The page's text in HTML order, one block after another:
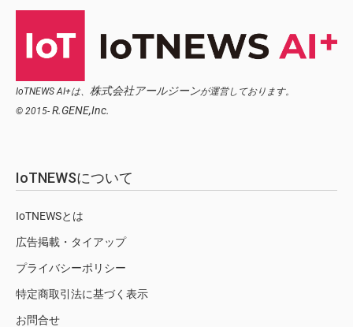
IoTNEWS AI+は、 株式会社アールジーンが運営しております。
© 2015- R.GENE,Inc.
IoTNEWSについて
IoTNEWSとは
広告掲載・タイアップ
プライバシーポリシー
特定商取引法に基づく表示
お問合せ